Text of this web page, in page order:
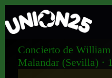
Concierto de
Malandar (Sevilla) ·